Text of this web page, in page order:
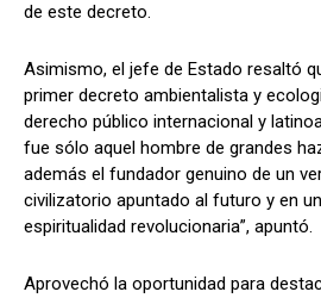
de este decreto.
Asimismo, el jefe de Estado resaltó
primer decreto ambientalista y
derecho público internacional y
fue sólo aquel hombre de grandes
además el fundador genuino de un
civilizatorio apuntado al futuro y en
espiritualidad revolucionaria”, apuntó.
Aprovechó la oportunidad para